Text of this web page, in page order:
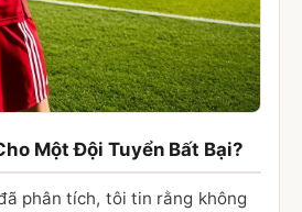
Một Đội Tuyển Bất Bại?
phân tích, tôi tin rằng không